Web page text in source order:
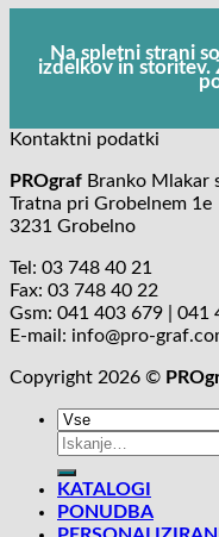
Na spletni strani
izdelkov in storitev.
Kontaktni podatki
PROgraf Branko Mlakar
Tratna pri Grobelnem 1e
3231 Grobelno
Tel: 03 748 40 21
Fax: 03 748 40 22
Gsm: 041 403 679 | 041
E-mail: info@pro-
Copyright 2026 ©
Išči:
KATALOGI
PONUDBA